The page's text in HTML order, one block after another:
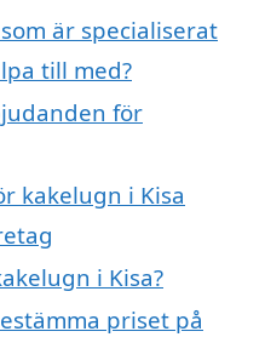
är specialiserat
till med?
för
kakelugn i Kisa
i Kisa?
priset på